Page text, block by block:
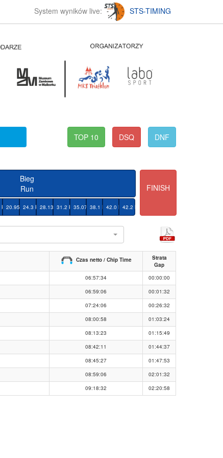
System wyników live: STS-TIMING
TOP 10 DSQ DNF
Bieg
Run
KM20.95 KM24.3 KM28.13 KM31.2 KM35.07 KM38.1 KM42.0 KM42.2 KM
FINISH
Czas netto / Chip Time
Strata
Gap
06:57:34
00:00:00
06:59:06
00:01:32
07:24:06
00:26:32
08:00:58
01:03:24
08:13:23
01:15:49
08:42:11
01:44:37
08:45:27
01:47:53
08:59:06
02:01:32
09:18:32 02:20:58